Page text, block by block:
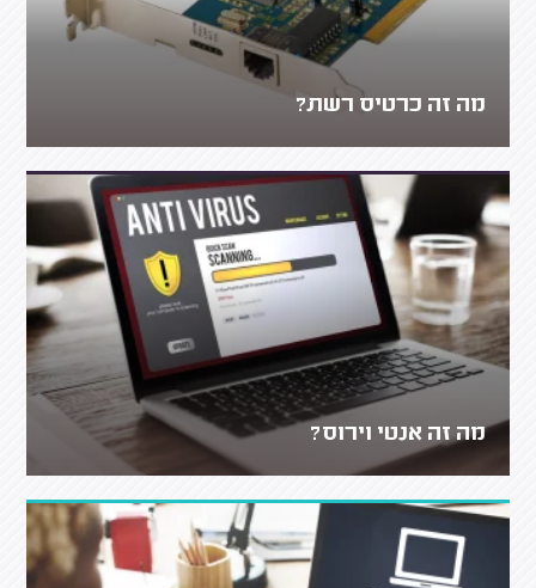
מה זה כרטיס רשת?
מה זה אנטי וירוס?